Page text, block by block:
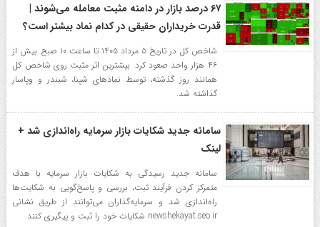
۶۷ درصد بازار در دامنه مثبت معامله می‌شوند |
قدرت خریداران حقیقی در کدام نماد بیشتر است؟
شاخص کل در تاریخ ۵ مرداد ۱۴۰۵ تا ساعت ۱۰ صبح بیش از
۴۶ هزار واحد صعود کرد. بیشترین اثر مثبت روی شاخص کل
همانند روز گذشته، توسط نماد‌های شپنا، شبندر و وپاسار
گذاشته شد.
سامانه جدید شکایات بازار سرمایه راه‌اندازی شد +
لینک
سامانه جدید رسیدگی به شکایات بازار سرمایه با هدف
متمرکز کردن فرآیند ثبت، بررسی و پاسخ‌گویی به شکایت‌ها
راه‌اندازی شد و سرمایه‌گذاران می‌توانند از طریق نشانی
newshekayat.seo.ir شکایات خود را ثبت و پیگیری کنند.